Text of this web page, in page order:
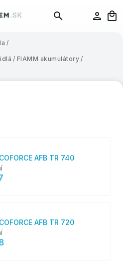
/
/ FIAMM akumulátory /
AFB TR 740
AFB TR 720